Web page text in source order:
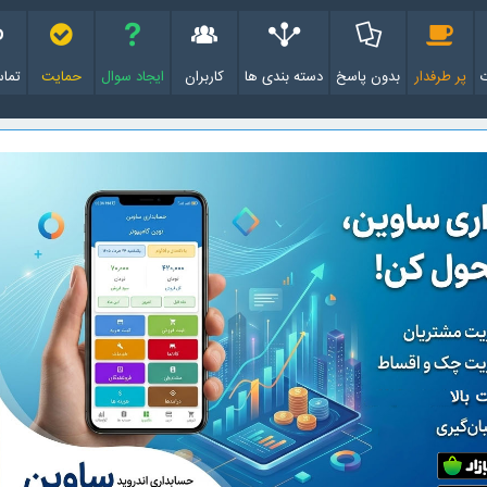
پر طرفدار بدون پاسخ دسته بندی ها کاربران ایجاد سوال حمایت